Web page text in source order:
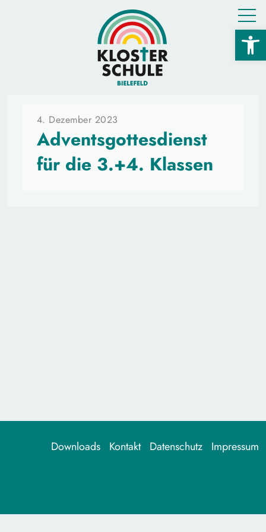
4. Dezember 2023
Adventsgottesdienst
für die 3.+4. Klassen
Downloads Kontakt Datenschutz Impressum